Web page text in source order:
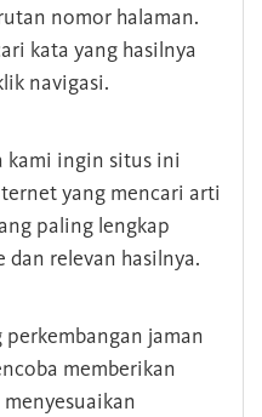
nomor halaman.
kata yang hasilnya
navigasi.
kami ingin situs ini
yang mencari arti
paling lengkap
relevan hasilnya.
jaman
memberikan